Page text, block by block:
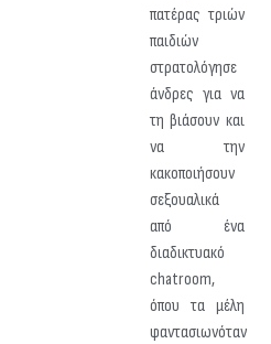
πατέρας τριών
παιδιών
στρατολόγησε
άνδρες για να
τη βιάσουν και
να την
κακοποιήσουν
σεξουαλικά
από ένα
διαδικτυακό
chatroom,
όπου τα μέλη
φαντασιωνόταν